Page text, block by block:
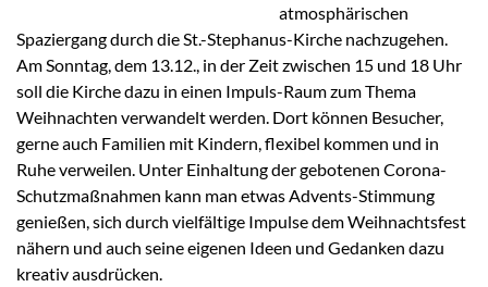
atmosphärischen
Spaziergang durch die St.-Stephanus-Kirche nachzugehen.
Am Sonntag, dem 13.12., in der Zeit zwischen 15 und 18 Uhr
soll die Kirche dazu in einen Impuls-Raum zum Thema
Weihnachten verwandelt werden. Dort können Besucher,
gerne auch Familien mit Kindern, flexibel kommen und in
Ruhe verweilen. Unter Einhaltung der gebotenen Corona-
Schutzmaßnahmen kann man etwas Advents-Stimmung
genießen, sich durch vielfältige Impulse dem Weihnachtsfest
nähern und auch seine eigenen Ideen und Gedanken dazu
kreativ ausdrücken.